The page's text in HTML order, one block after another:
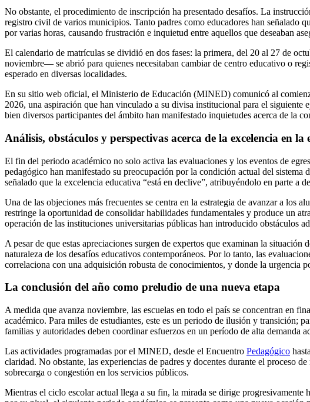
No obstante, el procedimiento de inscripción ha presentado desafíos. La
registro civil de varios municipios. Tanto padres como educadores han señalado
por varias horas, causando frustración e inquietud entre aquellos que deseaban
El calendario de matrículas se dividió en dos fases: la primera, del 20 al 27 de
noviembre— se abrió para quienes necesitaban cambiar de centro educativo o
esperado en diversas localidades.
En su sitio web oficial, el Ministerio de Educación (MINED) comunicó al
2026, una aspiración que han vinculado a su divisa institucional para el
bien diversos participantes del ámbito han manifestado inquietudes acerca de la
Análisis, obstáculos y perspectivas acerca de la excelencia en la
El fin del periodo académico no solo activa las evaluaciones y los eventos de
pedagógico han manifestado su preocupación por la condición actual del sistema
señalado que la excelencia educativa “está en declive”, atribuyéndolo en parte a
Una de las objeciones más frecuentes se centra en la estrategia de avanzar a los
restringe la oportunidad de consolidar habilidades fundamentales y produce un
operación de las instituciones universitarias públicas han introducido obstáculos
A pesar de que estas apreciaciones surgen de expertos que examinan la
naturaleza de los desafíos educativos contemporáneos. Por lo tanto, las
correlaciona con una adquisición robusta de conocimientos, y donde la urgencia
La conclusión del año como preludio de una nueva etapa
A medida que avanza noviembre, las escuelas en todo el país se concentran en
académico. Para miles de estudiantes, este es un periodo de ilusión y transición;
familias y autoridades deben coordinar esfuerzos en un período de alta demanda
Las actividades programadas por el MINED, desde el Encuentro Pedagógico
claridad. No obstante, las experiencias de padres y docentes durante el proceso
sobrecarga o congestión en los servicios públicos.
Mientras el ciclo escolar actual llega a su fin, la mirada se dirige